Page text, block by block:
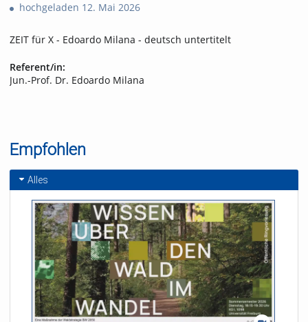
hochgeladen 12. Mai 2026
ZEIT für X - Edoardo Milana - deutsch untertitelt
Referent/in:
Jun.-Prof. Dr. Edoardo Milana
Empfohlen
Alles